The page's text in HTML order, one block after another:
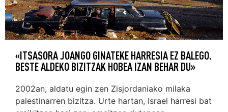
«ITSASORA JOANGO GINATEKE HARRESIA EZ BALEGO.
BESTE ALDEKO BIZITZAK HOBEA IZAN BEHAR DU»
2002an, aldatu egin zen Zisjordaniako milaka
palestinarren bizitza. Urte hartan, Israel harresi bat